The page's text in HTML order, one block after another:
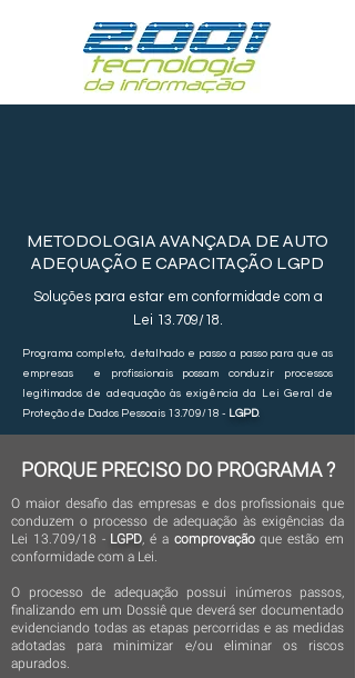
METODOLOGIA AVANÇADA DE AUTO
ADEQUAÇÃO E CAPACITAÇÃO LGPD
Soluções para estar em conformidade com a
Lei 13.709/18.
Programa completo, detalhado e passo a passo para que as
empresas e profissionais possam conduzir processos
legitimados de adequação às exigência da Lei Geral de
Proteção de Dados Pessoais 13.709/18 - LGPD.
PORQUE PRECISO DO PROGRAMA ?
O maior desafio das empresas e dos profissionais que
conduzem o processo de adequação às exigências da
Lei 13.709/18 - LGPD, é a comprovaçãoque estão em
conformidade com a Lei.
O processo de adequação possui inúmeros passos,
finalizando em um Dossiê que deverá ser documentado
evidenciando todas as etapas percorridas e as medidas
adotadas para minimizar e/ou eliminar os riscos
apurados.